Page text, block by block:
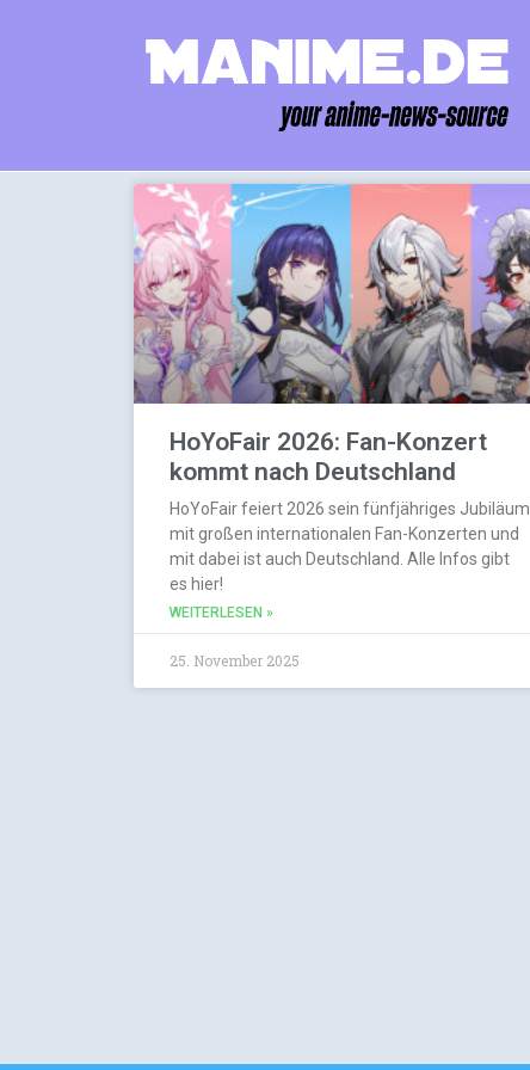
HoYoFair 2026: Fan-Konzert
kommt nach Deutschland
HoYoFair feiert 2026 sein fünfjähriges Jubiläum
mit großen internationalen Fan-Konzerten und
mit dabei ist auch Deutschland. Alle Infos gibt
es hier!
WEITERLESEN »
25. November 2025